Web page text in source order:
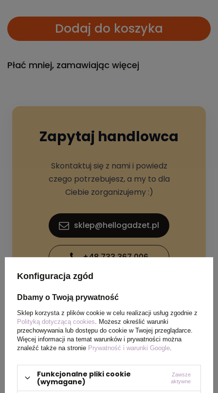
Dodaj do koszyka
Płać mniej, zamawiając więcej
Zapytaj handlowca
Skontaktuj się z nami i powiedz
czego potrzebujesz, a my to dla
Ciebie zorganizujemy :)
sklep@hellogadzet.pl
+48 733 367 006
SPECYFIKACJA PRODUKTU
Materiał Plastik
Konfiguracja zgód
Dbamy o Twoją prywatność
Sklep korzysta z plików cookie w celu realizacji usług zgodnie z
Polityką dotyczącą cookies . Możesz określić warunki
przechowywania lub dostępu do cookie w Twojej przeglądarce.
Więcej informacji na temat warunków i prywatności można
znaleźć także na stronie Prywatność i warunki Google
Funkcjonalne pliki cookie
(wymagane)
Zawsze
aktywne